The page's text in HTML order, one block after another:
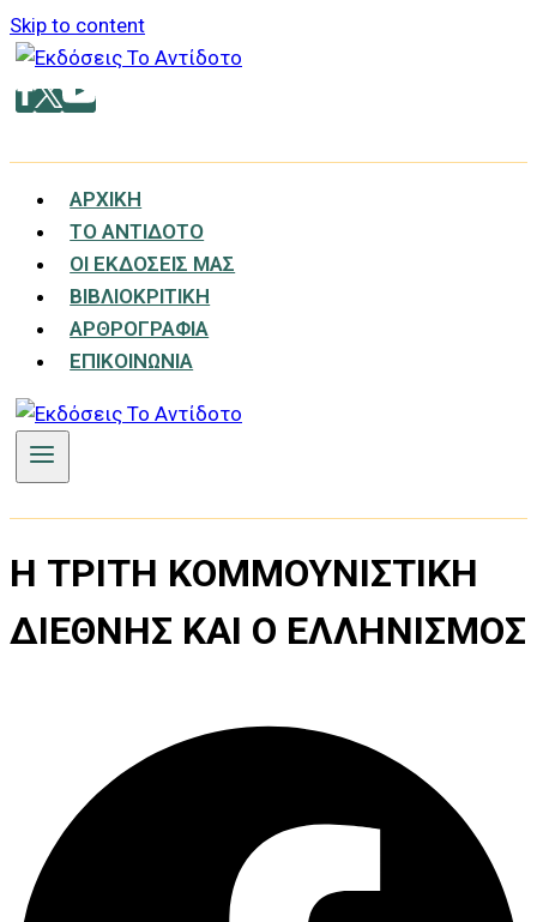
Skip to content
ΑΡΧΙΚΉ
ΤΟ ΑΝΤΊΔΟΤΟ
ΟΙ ΕΚΔΌΣΕΙΣ ΜΑΣ
ΒΙΒΛΙΟΚΡΙΤΙΚΉ
ΑΡΘΡΟΓΡΑΦΊΑ
ΕΠΙΚΟΙΝΩΝΊΑ
Η ΤΡΙΤΗ ΚΟΜΜΟΥΝΙΣΤΙΚΗ
ΔΙΕΘΝΗΣ ΚΑΙ Ο ΕΛΛΗΝΙΣΜΟΣ